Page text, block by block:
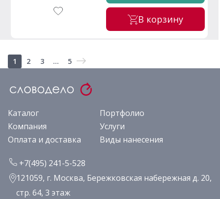
В корзину
1 2 3 ... 5
Каталог
Портфолио
Компания
Услуги
Оплата и доставка
Виды нанесения
+7(495) 241-5-528
121059, г. Москва, Бережковская набережная д. 20,
стр. 64, 3 этаж